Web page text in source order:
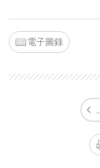
電子圖錄